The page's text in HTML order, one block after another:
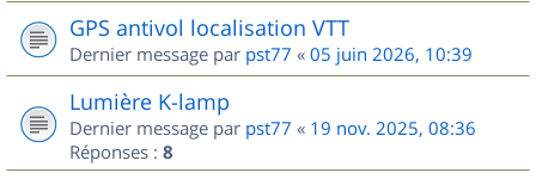
GPS antivol localisation VTT
Dernier message par pst77 « 05 juin 2026, 10:39
Lumière K-lamp
Dernier message par pst77 « 19 nov. 2025, 08:36
Réponses : 8